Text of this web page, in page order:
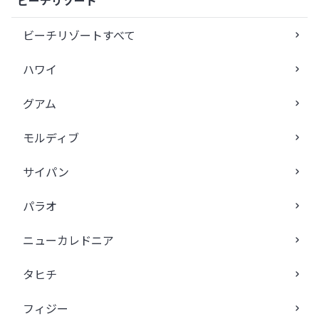
ビーチリゾートすべて
ハワイ
グアム
モルディブ
サイパン
パラオ
ニューカレドニア
タヒチ
フィジー